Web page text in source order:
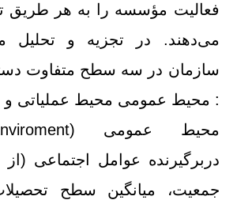
فعالیت مؤسسه را به هر طریق
می‌دهند. در تجزیه و تحلیل
سازمان در سه سطح متفاوت
: محیط عمومی محیط عملیاتی
دربرگیرنده عوامل اجتماعی
جمعیت، میانگین سطح